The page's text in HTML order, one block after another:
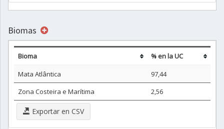
Biomas
Bioma
% en la UC
Mata Atlântica
97,44
Zona Costeira e Marítima
2,56
Exportar en CSV